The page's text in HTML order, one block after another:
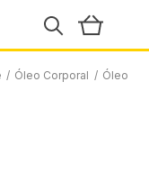
/ Óleo Corporal / Óleo